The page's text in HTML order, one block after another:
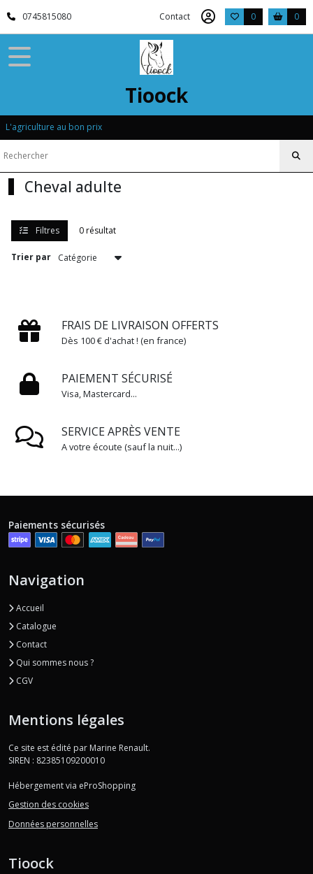
0745815080 Contact 0 0
Tioock
L'agriculture au bon prix
Cheval adulte
Filtres 0 résultat
Trier par
FRAIS DE LIVRAISON OFFERTS
Dès 100 € d'achat ! (en france)
PAIEMENT SÉCURISÉ
Visa, Mastercard...
SERVICE APRÈS VENTE
A votre écoute (sauf la nuit...)
Fermer
FILTRES
Afficher
les
résultats
Paiements sécurisés
Navigation
Accueil
Catalogue
Contact
Qui sommes nous ?
CGV
Mentions légales
Ce site est édité par Marine Renault.
SIREN : 82385109200010
Hébergement via eProShopping
Gestion des cookies
Données personnelles
Tioock